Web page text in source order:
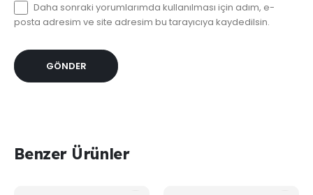
Daha sonraki yorumlarımda kullanılması için adım, e-
posta adresim ve site adresim bu tarayıcıya kaydedilsin.
Benzer Ürünler